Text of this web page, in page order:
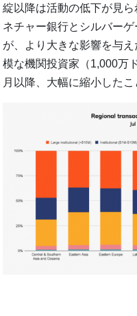
綻以降は活動の低下が見
ネチャー銀行とシルバー
が、より大きな影響を与
模な機関投資家（1,000万
月以降、大幅に縮小したこ